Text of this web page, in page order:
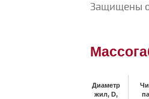
Защищены
Диаметр
жил, D,